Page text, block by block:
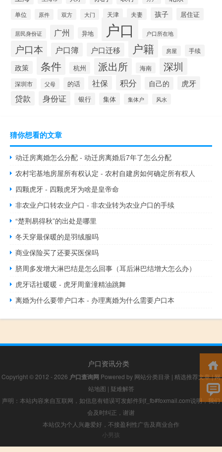
单位 原件 双方 大门 天津 夫妻 孩子 居住证
居民身份证 广州 异地 户口 户口所在地
户口本 户口簿 户口迁移 户籍 房屋 手续
政策 条件 杭州 派出所 海南 深圳
深圳市 父母 的话 社保 积分 自己的 虎牙
贷款 身份证 银行 集体 集体户 风水
猜你想看的文章
动迁房离婚怎么分配 - 动迁房离婚后7年了怎么分配
农村宅基地房屋所有权认定 - 农村自建房如何确定所有权人
四颗虎牙 - 四颗虎牙为啥是皇帝命
非农业户口转农业户口 - 非农业转为农业户口的手续
“楚荆易得秋”的出处是哪里
冬天穿最保暖的是羽绒服吗
商业保险买了还要买医保吗
脐周多发增大淋巴结是怎么回事（耳后淋巴结增大怎么办）
虎牙话社暖暖 - 虎牙周童潼精油跳舞
离婚为什么要带户口本 - 办理离婚为什么需要户口本
户口资讯分类
Copyright © 2012 - 2026 户口查询网 Powered by 网站分类目录 | 精选推荐文章|网
站地图 | 疑难解答
声明：本站内容来自互联网，如信息有错误可发邮件到f_fb#foxmail.com说明，我们
会及时纠正，谢谢
本站仅为个人兴趣爱好，不接盈利性广告及商业合作
小男孩